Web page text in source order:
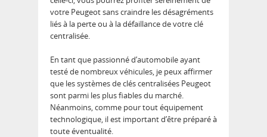
votre Peugeot sans craindre les désagréments
liés à la perte ou à la défaillance de votre clé
centralisée.
En tant que passionné d’automobile ayant
testé de nombreux véhicules, je peux affirmer
que les systèmes de clés centralisées Peugeot
sont parmi les plus fiables du marché.
Néanmoins, comme pour tout équipement
technologique, il est important d’être préparé à
toute éventualité.